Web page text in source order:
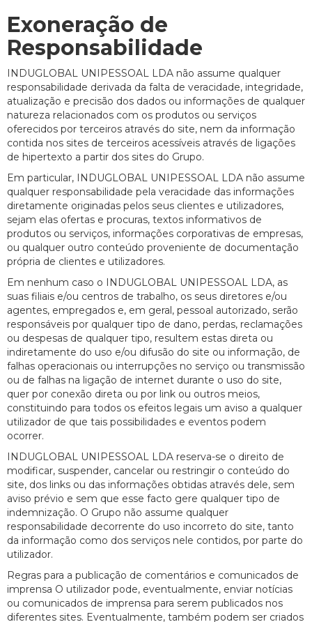
Exoneração de
Responsabilidade
INDUGLOBAL UNIPESSOAL LDA não assume qualquer
responsabilidade derivada da falta de veracidade, integridade,
atualização e precisão dos dados ou informações de qualquer
natureza relacionados com os produtos ou serviços
oferecidos por terceiros através do site, nem da informação
contida nos sites de terceiros acessíveis através de ligações
de hipertexto a partir dos sites do Grupo.
Em particular, INDUGLOBAL UNIPESSOAL LDA não assume
qualquer responsabilidade pela veracidade das informações
diretamente originadas pelos seus clientes e utilizadores,
sejam elas ofertas e procuras, textos informativos de
produtos ou serviços, informações corporativas de empresas,
ou qualquer outro conteúdo proveniente de documentação
própria de clientes e utilizadores.
Em nenhum caso o INDUGLOBAL UNIPESSOAL LDA, as
suas filiais e/ou centros de trabalho, os seus diretores e/ou
agentes, empregados e, em geral, pessoal autorizado, serão
responsáveis por qualquer tipo de dano, perdas, reclamações
ou despesas de qualquer tipo, resultem estas direta ou
indiretamente do uso e/ou difusão do site ou informação, de
falhas operacionais ou interrupções no serviço ou transmissão
ou de falhas na ligação de internet durante o uso do site,
quer por conexão direta ou por link ou outros meios,
constituindo para todos os efeitos legais um aviso a qualquer
utilizador de que tais possibilidades e eventos podem
ocorrer.
INDUGLOBAL UNIPESSOAL LDA reserva-se o direito de
modificar, suspender, cancelar ou restringir o conteúdo do
site, dos links ou das informações obtidas através dele, sem
aviso prévio e sem que esse facto gere qualquer tipo de
indemnização. O Grupo não assume qualquer
responsabilidade decorrente do uso incorreto do site, tanto
da informação como dos serviços nele contidos, por parte do
utilizador.
Regras para a publicação de comentários e comunicados de
imprensa O utilizador pode, eventualmente, enviar notícias
ou comunicados de imprensa para serem publicados nos
diferentes sites. Eventualmente, também podem ser criados